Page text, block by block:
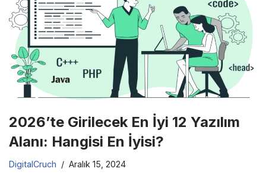
2026’te Girilecek En İyi 12 Yazılım
Alanı: Hangisi En İyisi?
DigitalCruch Aralık 15, 2024